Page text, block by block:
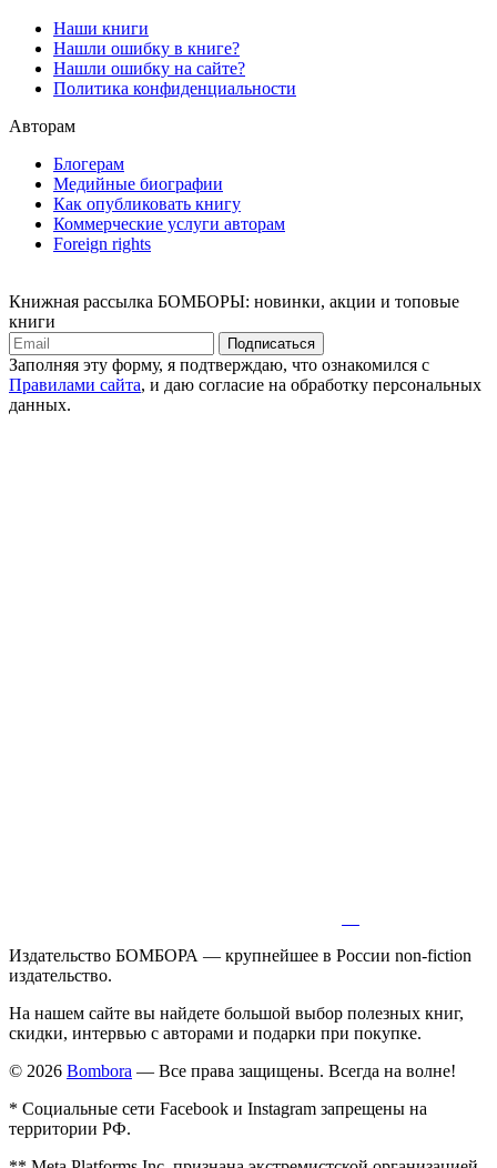
Наши книги
Нашли ошибку в книге?
Нашли ошибку на сайте?
Политика конфиденциальности
Авторам
Блогерам
Медийные биографии
Как опубликовать книгу
Коммерческие услуги авторам
Foreign rights
Книжная рассылка БОМБОРЫ: новинки, акции и топовые
книги
Подписаться
Заполняя эту форму, я подтверждаю, что ознакомился с
Правилами сайта, и даю согласие на обработку персональных
данных.
Издательство БОМБОРА — крупнейшее в России non-fiction
издательство.
На нашем сайте вы найдете большой выбор полезных книг,
скидки, интервью с авторами и подарки при покупке.
© 2026 Bombora — Все права защищены. Всегда на волне!
* Социальные сети Facebook и Instagram запрещены на
территории РФ.